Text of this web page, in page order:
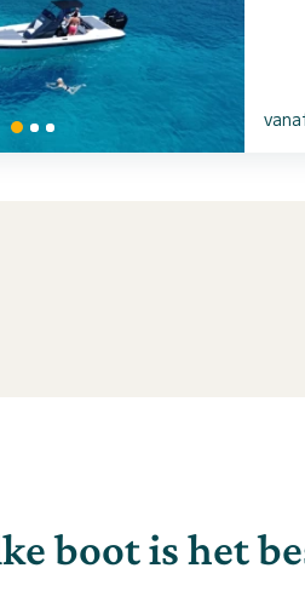
boot is het